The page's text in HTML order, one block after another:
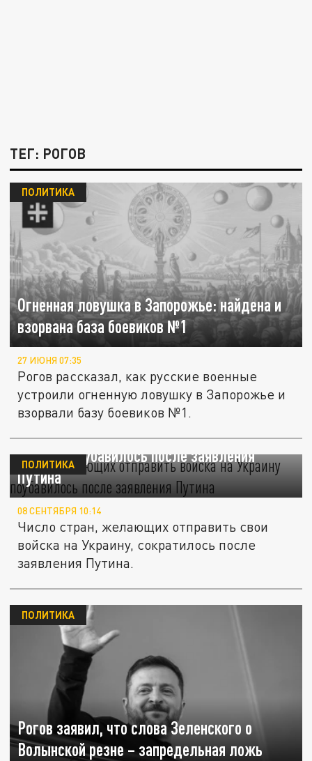
ТЕГ: РОГОВ
Огненная ловушка в Запорожье: найдена и
взорвана база боевиков №1
ПОЛИТИКА
27 ИЮНЯ 07:35
Рогов рассказал, как русские военные
устроили огненную ловушку в Запорожье и
взорвали базу боевиков №1.
Рогов: желающих отправить войска на
Украину поубавилось после заявления
Путина
ПОЛИТИКА
08 СЕНТЯБРЯ 10:14
Число стран, желающих отправить свои
войска на Украину, сократилось после
заявления Путина.
Рогов заявил, что слова Зеленского о
Волынской резне – запредельная ложь
ПОЛИТИКА